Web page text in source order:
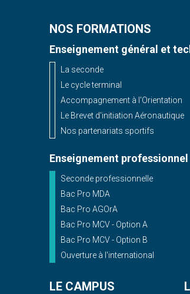
NOS FORMATIONS
Enseignement général et
La seconde
Le cycle terminal
Accompagnement à l'Orientation
Le Brevet d'initiation Aéronautique
Nos partenariats sportifs
Enseignement professionnel
Seconde professionnelle
Bac Pro MDA
Bac Pro AGOrA
Bac Pro MCV - Option A
Bac Pro MCV - Option B
Ouverture à l'international
LE CAMPUS